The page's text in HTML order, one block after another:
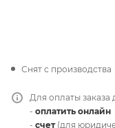
Снят с производства
Для оплаты заказа
- оплатить онлайн
- счет(для